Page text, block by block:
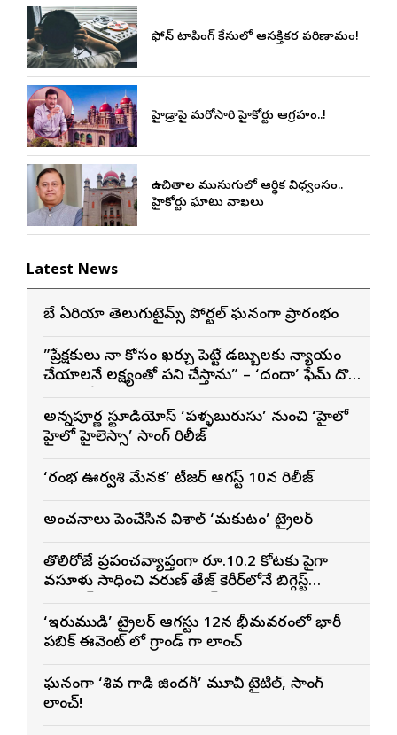
ఫోన్ ట్యాపింగ్ కేసులో ఆసక్తికర పరిణామం!
హైడ్రాపై మరోసారి హైకోర్టు ఆగ్రహం..!
ఉచితాల ముసుగులో ఆర్థిక విధ్వంసం..
హైకోర్టు ఘాటు వ్యాఖ్యలు
Latest News
బే ఏరియా తెలుగుటైమ్స్ పోర్టల్ ఘనంగా ప్రారంభం
”ప్రేక్షకులు నా కోసం ఖర్చు పెట్టే డబ్బులకు న్యాయం
చేయాలనే లక్ష్యంతో పని చేస్తాను” – ‘దందా’ ఫేమ్ దొర
అన్నపూర్ణ స్టూడియోస్ ‘పళ్ళబురుసు’ నుంచి ‘హైలో
హైలో హైలెస్సా’ సాంగ్ రిలీజ్
‘రంభ ఊర్వశి మేనక’ టీజర్ ఆగస్ట్ 10న రిలీజ్
అంచనాలు పెంచేసిన విశాల్ ‘మకుటం’ ట్రైలర్
తొలిరోజే ప్రపంచవ్యాప్తంగా రూ.10.2 కోట్లకు పైగా
వసూళ్లు సాధించి వరుణ్ తేజ్ కెరీర్‌లోనే బిగ్గెస్ట్
‘ఇరుముడి’ ట్రైలర్ ఆగస్టు 12న భీమవరంలో భారీ
పబ్లిక్ ఈవెంట్ లో గ్రాండ్ గా లాంచ్
ఘనంగా ‘శివ గాడి జింద‌గీ’ మూవీ టైటిల్, సాంగ్
లాంచ్!